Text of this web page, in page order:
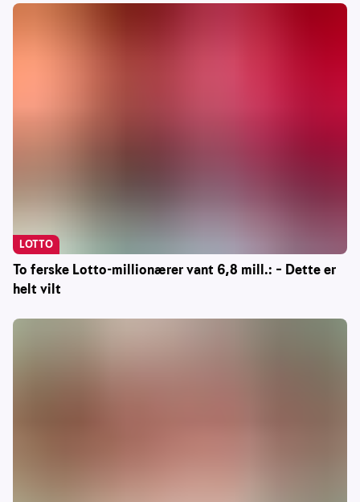
To ferske Lotto-millionærer vant 6,8 mill.: – Dette er
helt vilt
LOTTO